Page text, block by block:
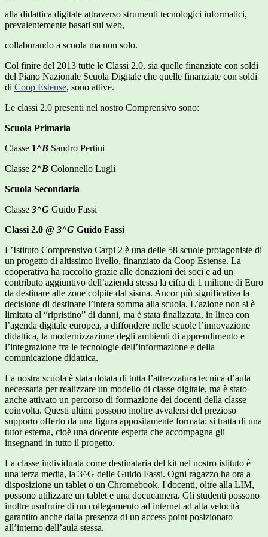
alla didattica digitale attraverso strumenti tecnologici informatici,
prevalentemente basati sul web,
collaborando a scuola ma non solo.
Col finire del 2013 tutte le Classi 2.0, sia quelle finanziate con soldi
del Piano Nazionale Scuola Digitale che quelle finanziate con soldi
di Coop Estense, sono attive.
Le classi 2.0 presenti nel nostro Comprensivo sono:
Scuola Primaria
Classe 1^B Sandro Pertini
Classe 2^B Colonnello Lugli
Scuola Secondaria
Classe 3^G Guido Fassi
Classi 2.0 @ 3^G Guido Fassi
L’Istituto Comprensivo Carpi 2 è una delle 58 scuole protagoniste di
un progetto di altissimo livello, finanziato da Coop Estense. La
cooperativa ha raccolto grazie alle donazioni dei soci e ad un
contributo aggiuntivo dell’azienda stessa la cifra di 1 milione di Euro
da destinare alle zone colpite dal sisma. Ancor più significativa la
decisione di destinare l’intera somma alla scuola. L’azione non si è
limitata al “ripristino” di danni, ma è stata finalizzata, in linea con
l’agenda digitale europea, a diffondere nelle scuole l’innovazione
didattica, la modernizzazione degli ambienti di apprendimento e
l’integrazione fra le tecnologie dell’informazione e della
comunicazione didattica.
La nostra scuola è stata dotata di tutta l’attrezzatura tecnica d’aula
necessaria per realizzare un modello di classe digitale, ma è stato
anche attivato un percorso di formazione dei docenti della classe
coinvolta. Questi ultimi possono inoltre avvalersi del prezioso
supporto offerto da una figura appositamente formata: si tratta di una
tutor esterna, cioè una docente esperta che accompagna gli
insegnanti in tutto il progetto.
La classe individuata come destinataria del kit nel nostro istituto è
una terza media, la 3^G delle Guido Fassi. Ogni ragazzo ha ora a
disposizione un tablet o un Chromebook. I docenti, oltre alla LIM,
possono utilizzare un tablet e una docucamera. Gli studenti possono
inoltre usufruire di un collegamento ad internet ad alta velocità
garantito anche dalla presenza di un access point posizionato
all’interno dell’aula stessa.